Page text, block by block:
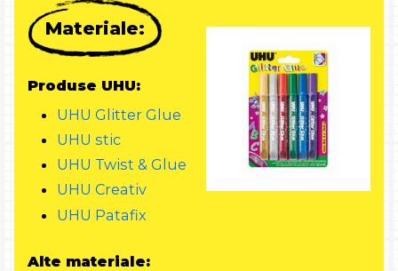
Materiale:
Produse UHU:
UHU Glitter Glue
UHU stic
UHU Twist & Glue
UHU Creativ
UHU Patafix
Alte materiale: